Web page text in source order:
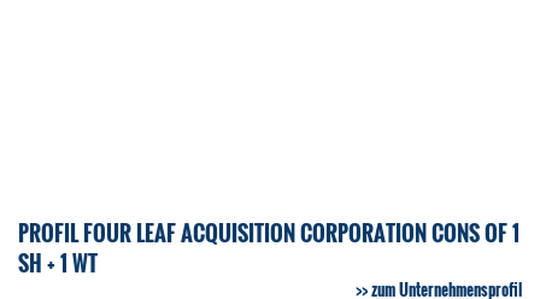
PROFIL FOUR LEAF ACQUISITION CORPORATION CONS OF 1
SH + 1 WT
zum Unternehmensprofil